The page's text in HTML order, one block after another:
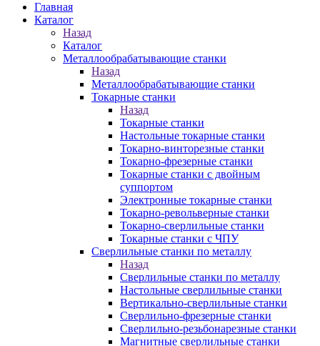
Главная
Каталог
Назад
Каталог
Металлообрабатывающие станки
Назад
Металлообрабатывающие станки
Токарные станки
Назад
Токарные станки
Настольные токарные станки
Токарно-винторезные станки
Токарно-фрезерные станки
Токарные станки с двойным
суппортом
Электронные токарные станки
Токарно-револьверные станки
Токарно-сверлильные станки
Токарные станки с ЧПУ
Сверлильные станки по металлу
Назад
Сверлильные станки по металлу
Настольные сверлильные станки
Вертикально-сверлильные станки
Сверлильно-фрезерные станки
Сверлильно-резьбонарезные станки
Магнитные сверлильные станки